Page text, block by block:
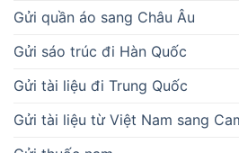
Gửi quần áo sang Châu Âu
Gửi sáo trúc đi Hàn Quốc
Gửi tài liệu đi Trung Quốc
Gửi tài liệu từ Việt Nam sang